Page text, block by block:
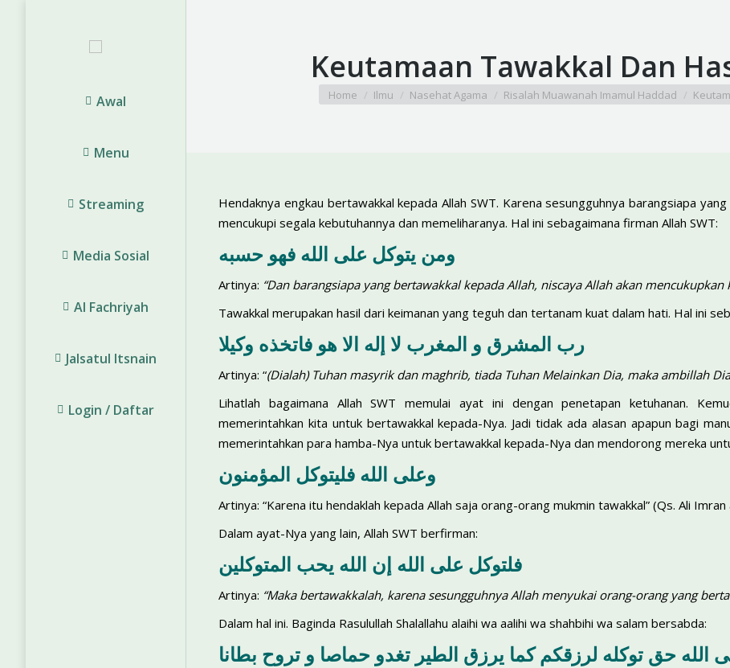
Awal
Menu
Streaming
Media Sosial
Al Fachriyah
Jalsatul Itsnain
Login / Daftar
Keutamaan Tawakkal Dan
You are here:
Home Ilmu Nasehat Agama Risalah Muawanah Imamul Haddad
Hendaknya engkau bertawakkal kepada Allah SWT. Karena sesungguhnya barangsiapa
mencukupi segala kebutuhannya dan memeliharanya. Hal ini sebagaimana firman Allah SWT:
ومن يتوكل على الله فهو حسبه
Artinya: “Dan barangsiapa yang bertawakkal kepada Allah, niscaya Allah akan mencukupkan
Tawakkal merupakan hasil dari keimanan yang teguh dan tertanam kuat dalam hati. Hal ini
رب المشرق و المغرب لا إله الا هو فاتخذه وكيلا
Artinya: “(Dialah) Tuhan masyrik dan maghrib, tiada Tuhan Melainkan Dia, maka ambillah
Lihatlah bagaimana Allah SWT memulai ayat ini dengan penetapan ketuhanan.
memerintahkan kita untuk bertawakkal kepada-Nya. Jadi tidak ada alasan apapun bagi
memerintahkan para hamba-Nya untuk bertawakkal kepada-Nya dan mendorong mereka
وعلى الله فليتوكل المؤمنون
Artinya: “Karena itu hendaklah kepada Allah saja orang-orang mukmin tawakkal” (Qs. Ali
Dalam ayat-Nya yang lain, Allah SWT berfirman:
فلتوكل على الله إن الله يحب المتوكلين
Artinya: “Maka bertawakkalah, karena sesungguhnya Allah menyukai orang-orang yang
Dalam hal ini. Baginda Rasulullah Shalallahu alaihi wa aalihi wa shahbihi wa salam bersabda:
الله حق توكله لرزقكم كما يرزق الطير تغدو حماصا و تروح بطانا